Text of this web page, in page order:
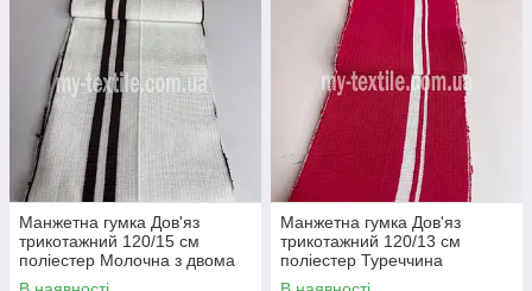
Манжетна гумка Дов'яз
трикотажний 120/15 см
поліестер Молочна з двома
смугами Коричневими
Манжетна гумка Дов'яз
трикотажний 120/13 см
поліестер Туреччина
Кораловий з двома смугами